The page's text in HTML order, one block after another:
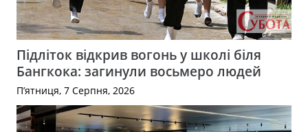
Підліток відкрив вогонь у школі біля
Бангкока: загинули восьмеро людей
П’ятниця, 7 Серпня, 2026